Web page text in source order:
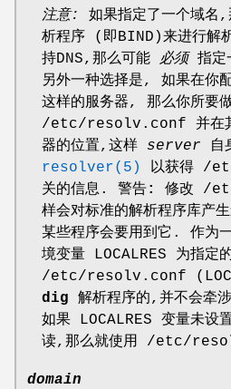
注意:
如果指定了一个域名,
析程序 (即BIND)来进行解
持DNS,那么可能
必须指定
另外一种选择是, 如果在你
这样的服务器, 那么你所要
/etc/resolv.conf 并在
器的位置,这样 server 自
resolver(5)
以获得 /
关的信息. 警告: 修改 /
样会对标准的解析程序库产
某些程序会要用到它. 作为
境变量
LOCALRES 为指定
/etc/resolv.conf (
dig 解析程序的,并不会牵
如果
LOCALRES 变量未设
读,那么就使用 /etc/
domain